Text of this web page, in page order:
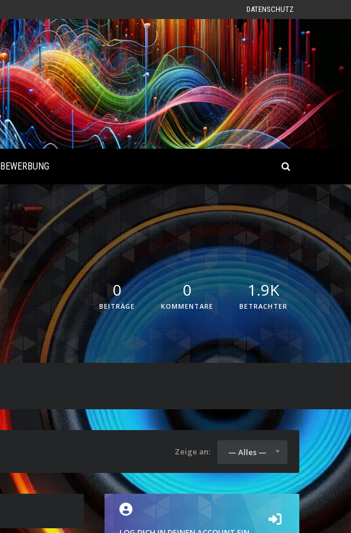
DATENSCHUTZ
BEWERBUNG
0
BEITRÄGE
0
KOMMENTARE
1.9K
BETRACHTER
Zeige an: — Alles —